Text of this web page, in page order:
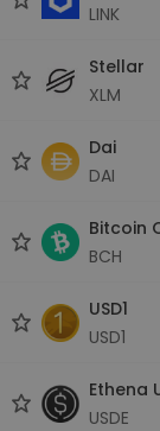
LINK
Stellar
XLM
Dai
DAI
Bitcoin
BCH
USD1
USD1
Ethena
USDE